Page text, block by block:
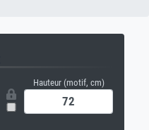
Hauteur (motif, cm)